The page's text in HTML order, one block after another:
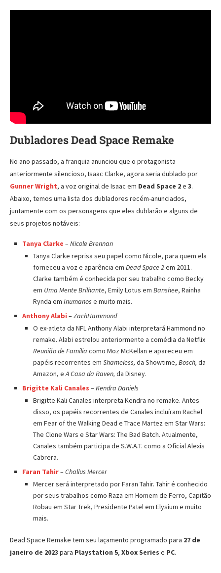
Dubladores Dead Space Remake
No ano passado, a franquia anunciou que o protagonista
anteriormente silencioso, Isaac Clarke, agora seria dublado por
Gunner Wright, a voz original de Isaac em Dead Space 2e 3.
Abaixo, temos uma lista dos dubladores recém-anunciados,
juntamente com os personagens que eles dublarão e alguns de
seus projetos notáveis:
Tanya Clarke –Nicole Brennan
Tanya Clarke reprisa seu papel como Nicole, para quem ela
forneceu a voz e aparência em Dead Space 2em 2011.
Clarke também é conhecida por seu trabalho como Becky
em Uma Mente Brilhante, Emily Lotus em Banshee, Rainha
Rynda em Inumanos e muito mais.
Anthony Alabi –ZachHammond
O ex-atleta da NFL Anthony Alabi interpretará Hammond no
remake. Alabi estrelou anteriormente a comédia da Netflix
Reunião de Família como Moz McKellan e apareceu em
papéis recorrentes em Shameless, da Showtime, Bosch, da
Amazon, eA Casa da Raven, da Disney.
Brigitte Kali Canales –Kendra Daniels
Brigitte Kali Canales interpreta Kendra no remake. Antes
disso, os papéis recorrentes de Canales incluíram Rachel
em Fear of the Walking Dead e Trace Martez em Star Wars:
The Clone Wars e Star Wars: The Bad Batch. Atualmente,
Canales também participa de S.W.A.T. como a Oficial Alexis
Cabrera.
Faran Tahir–Challus Mercer
Mercer será interpretado por Faran Tahir. Tahir é conhecido
por seus trabalhos como Raza em Homem de Ferro, Capitão
Robau em Star Trek, Presidente Patel em Elysium e muito
mais.
Dead Space Remake tem seu laçamento programado para 27 de
janeiro de 2023 para Playstation 5, Xbox Series e PC.